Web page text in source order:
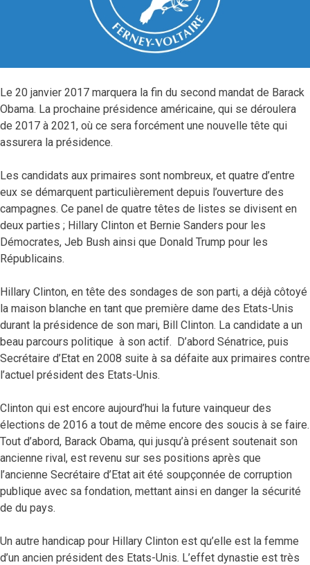
Le 20 janvier 2017 marquera la fin du second mandat de Barack
Obama. La prochaine présidence américaine, qui se déroulera
de 2017 à 2021, où ce sera forcément une nouvelle tête qui
assurera la présidence.
Les candidats aux primaires sont nombreux, et quatre d’entre
eux se démarquent particulièrement depuis l’ouverture des
campagnes. Ce panel de quatre têtes de listes se divisent en
deux parties ; Hillary Clinton et Bernie Sanders pour les
Démocrates, Jeb Bush ainsi que Donald Trump pour les
Républicains.
Hillary Clinton, en tête des sondages de son parti, a déjà côtoyé
la maison blanche en tant que première dame des Etats-Unis
durant la présidence de son mari, Bill Clinton. La candidate a un
beau parcours politique à son actif. D’abord Sénatrice, puis
Secrétaire d’Etat en 2008 suite à sa défaite aux primaires contre
l’actuel président des Etats-Unis.
Clinton qui est encore aujourd’hui la future vainqueur des
élections de 2016 a tout de même encore des soucis à se faire.
Tout d’abord, Barack Obama, qui jusqu’à présent soutenait son
ancienne rival, est revenu sur ses positions après que
l’ancienne Secrétaire d’Etat ait été soupçonnée de corruption
publique avec sa fondation, mettant ainsi en danger la sécurité
de du pays.
Un autre handicap pour Hillary Clinton est qu’elle est la femme
d’un ancien président des Etats-Unis. L’effet dynastie est très